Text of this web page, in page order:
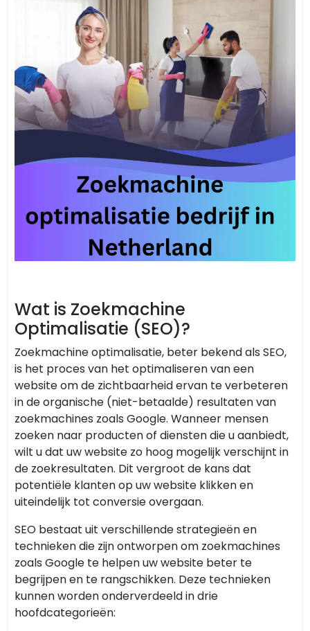
Wat is Zoekmachine
Optimalisatie (SEO)?
Zoekmachine optimalisatie, beter bekend als SEO,
is het proces van het optimaliseren van een
website om de zichtbaarheid ervan te verbeteren
in de organische (niet-betaalde) resultaten van
zoekmachines zoals Google. Wanneer mensen
zoeken naar producten of diensten die u aanbiedt,
wilt u dat uw website zo hoog mogelijk verschijnt in
de zoekresultaten. Dit vergroot de kans dat
potentiële klanten op uw website klikken en
uiteindelijk tot conversie overgaan.
SEO bestaat uit verschillende strategieën en
technieken die zijn ontworpen om zoekmachines
zoals Google te helpen uw website beter te
begrijpen en te rangschikken. Deze technieken
kunnen worden onderverdeeld in drie
hoofdcategorieën: